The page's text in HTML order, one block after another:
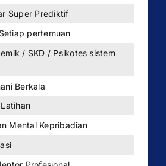
Super Prediktif
pertemuan
/ SKD / Psikotes sistem
Berkala
Mental Kepribadian